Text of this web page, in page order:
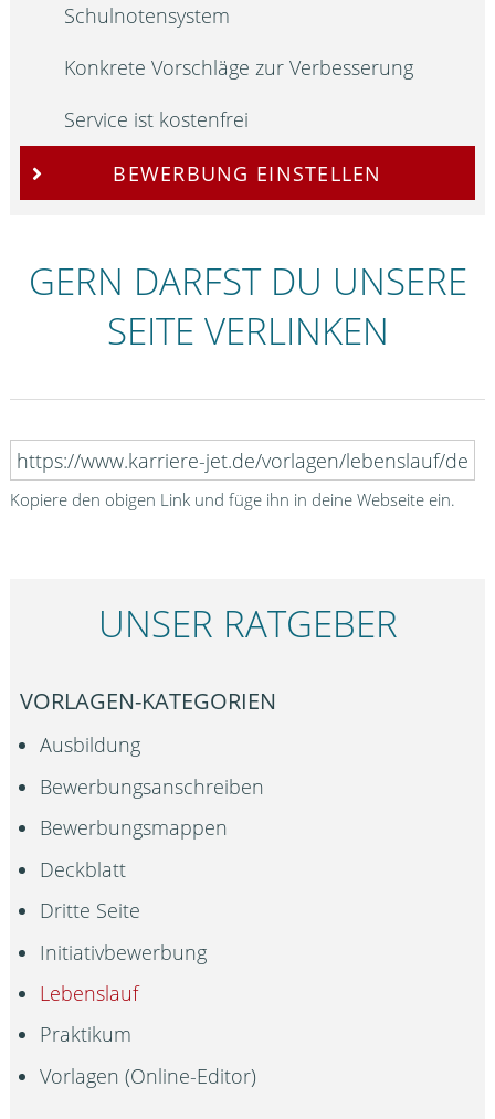
Schulnotensystem
Konkrete Vorschläge zur Verbesserung
Service ist kostenfrei
BEWERBUNG EINSTELLEN
GERN DARFST DU UNSERE
SEITE VERLINKEN
Kopiere den obigen Link und füge ihn in deine Webseite ein.
UNSER RATGEBER
VORLAGEN-KATEGORIEN
Ausbildung
Bewerbungsanschreiben
Bewerbungsmappen
Deckblatt
Dritte Seite
Initiativbewerbung
Lebenslauf
Praktikum
Vorlagen (Online-Editor)